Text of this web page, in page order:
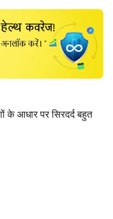
के आधार पर सिरदर्द बहुत